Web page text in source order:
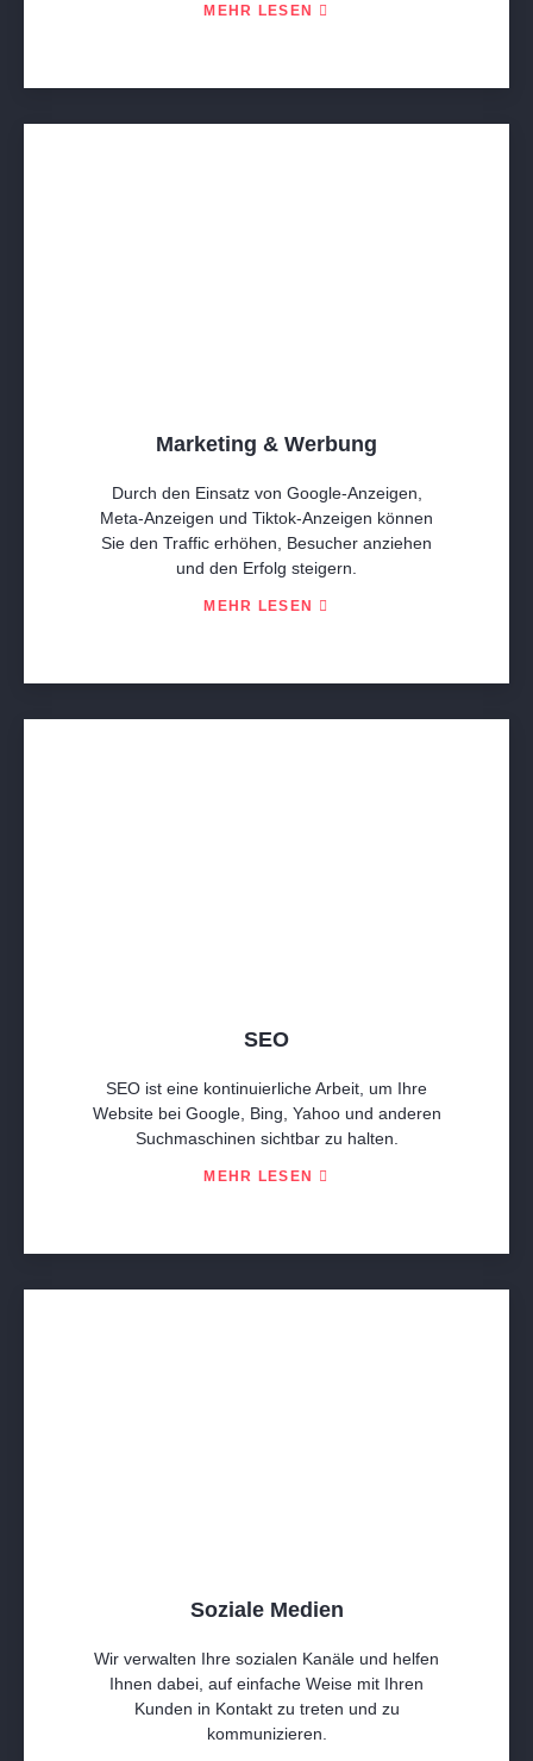
MEHR LESEN
Marketing & Werbung
Durch den Einsatz von Google-Anzeigen,
Meta-Anzeigen und Tiktok-Anzeigen können
Sie den Traffic erhöhen, Besucher anziehen
und den Erfolg steigern.
MEHR LESEN
SEO
SEO ist eine kontinuierliche Arbeit, um Ihre
Website bei Google, Bing, Yahoo und anderen
Suchmaschinen sichtbar zu halten.
MEHR LESEN
Soziale Medien
Wir verwalten Ihre sozialen Kanäle und helfen
Ihnen dabei, auf einfache Weise mit Ihren
Kunden in Kontakt zu treten und zu
kommunizieren.